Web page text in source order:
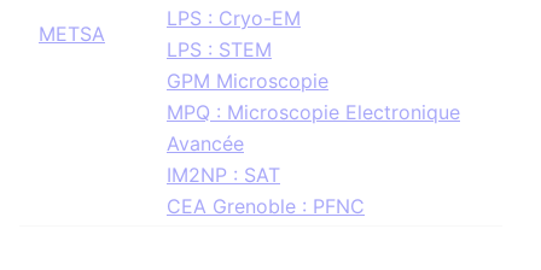
METSA
LPS : Cryo-EM
LPS : STEM
GPM Microscopie
MPQ : Microscopie Electronique
Avancée
IM2NP : SAT
CEA Grenoble : PFNC